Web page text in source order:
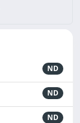
ND
ND
ND